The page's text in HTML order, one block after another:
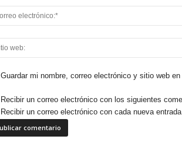
Guardar mi nombre, correo electrónico y sitio web
Recibir un correo electrónico con los siguientes
Recibir un correo electrónico con cada nueva